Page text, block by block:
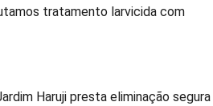
tratamento larvicida com
Haruji presta eliminação segura